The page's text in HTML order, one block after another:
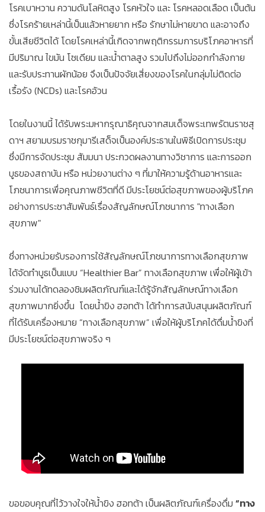
โรคเบาหวาน ความดันโลหิตสูง โรคหัวใจ และ โรคหลอดเลือด เป็นต้น
ซึ่งโรคร้ายเหล่านี้เป็นแล้วหายยาก หรือ รักษาไม่หายขาด และอาจถึง
ขั้นเสียชีวิตได้ โดยโรคเหล่านี้เกิดจากพฤติกรรมการบริโภคอาหารที่
มีปริมาณ ไขมัน โซเดียม และน้ำตาลสูง รวมไปถึงไม่ออกกำลังกาย
และรับประทานผักน้อย จึงเป็นปัจจัยเสี่ยงของโรคในกลุ่มไม่ติดต่อ
เรื้อรัง (NCDs) และโรคอ้วน
โดยในงานนี้ ได้รับพระมหากรุณาธิคุณจากสมเด็จพระเทพรัตนราชสุ
ดาฯ สยามบรมราชกุมารีเสด็จเป็นองค์ประธานในพิธีเปิดการประชุม
ซึ่งมีการจัดประชุม สัมมนา ประกวดผลงานทางวิชาการ และการออก
บูธของสถาบัน หรือ หน่วยงานต่าง ๆ ที่มาให้ความรู้ด้านอาหารและ
โภชนาการเพื่อคุณภาพชีวิตที่ดี มีประโยชน์ต่อสุขภาพของผู้บริโภค
อย่างการประชาสัมพันธ์เรื่องสัญลักษณ์โภชนาการ "ทางเลือก
สุขภาพ"
ซึ่งทางหน่วยรับรองการใช้สัญลักษณ์โภชนาการทางเลือกสุขภาพ
ได้จัดทำบูธเป็นแบบ “Healthier Bar” ทางเลือกสุขภาพ เพื่อให้ผู้เข้า
ร่วมงานได้ทดลองชิมผลิตภัณฑ์และได้รู้จักสัญลักษณ์ทางเลือก
สุขภาพมากยิ่งขึ้น โดยน้ำขิง ฮอทต้า ได้ทำการสนับสนุนผลิตภัณฑ์
ที่ได้รับเครื่องหมาย “ทางเลือกสุขภาพ” เพื่อให้ผู้บริโภคได้ดื่มน้ำขิงที่
มีประโยชน์ต่อสุขภาพจริง ๆ
ขอขอบคุณที่ไว้วางใจให้น้ำขิง ฮอทต้า เป็นผลิตภัณฑ์เครื่องดื่ม “ทาง